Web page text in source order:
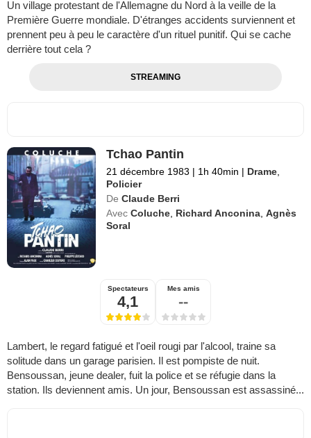
Un village protestant de l'Allemagne du Nord à la veille de la
Première Guerre mondiale. D'étranges accidents surviennent et
prennent peu à peu le caractère d'un rituel punitif. Qui se cache
derrière tout cela ?
STREAMING
Tchao Pantin
21 décembre 1983 | 1h 40min | Drame
Policier
De Claude Berri
Avec Coluche Richard Anconina ,Agnès
Soral
Spectateurs
4,1
Mes amis
--
Lambert, le regard fatigué et l'oeil rougi par l'alcool, traine sa
solitude dans un garage parisien. Il est pompiste de nuit.
Bensoussan, jeune dealer, fuit la police et se réfugie dans la
station. Ils deviennent amis. Un jour, Bensoussan est assassiné...